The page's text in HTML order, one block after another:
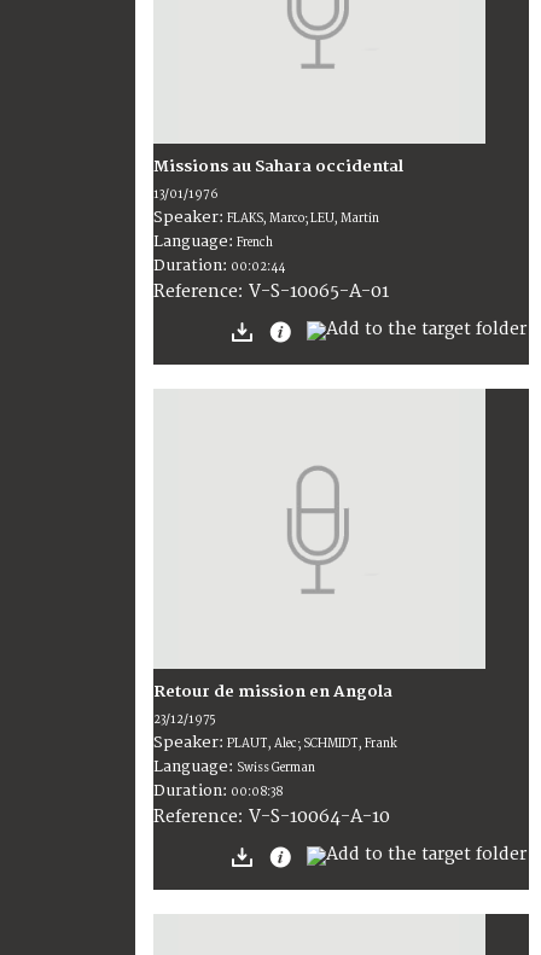
Missions au Sahara occidental
13/01/1976
Speaker: FLAKS, Marco; LEU, Martin
Language: French
Duration: 00:02:44
Reference: V-S-10065-A-01
Retour de mission en Angola
23/12/1975
Speaker: PLAUT, Alec; SCHMIDT, Frank
Language: Swiss German
Duration: 00:08:38
Reference: V-S-10064-A-10